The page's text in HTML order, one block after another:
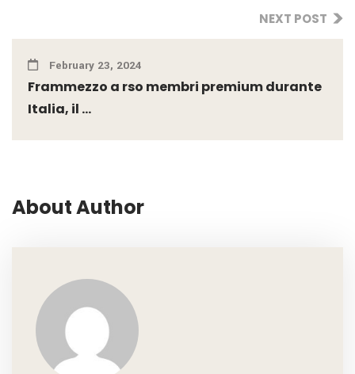
NEXT POST
February 23, 2024
Frammezzo a rso membri premium durante
Italia, il ...
About Author